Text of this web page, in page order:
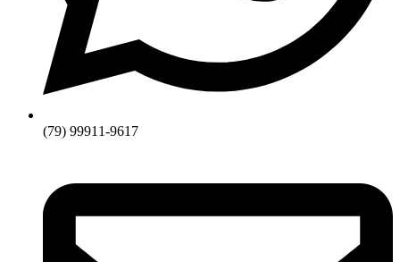
(79) 99911-9617